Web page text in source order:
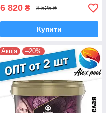
6 820 ₴ 8 525 ₴
Купити
Акція –20%